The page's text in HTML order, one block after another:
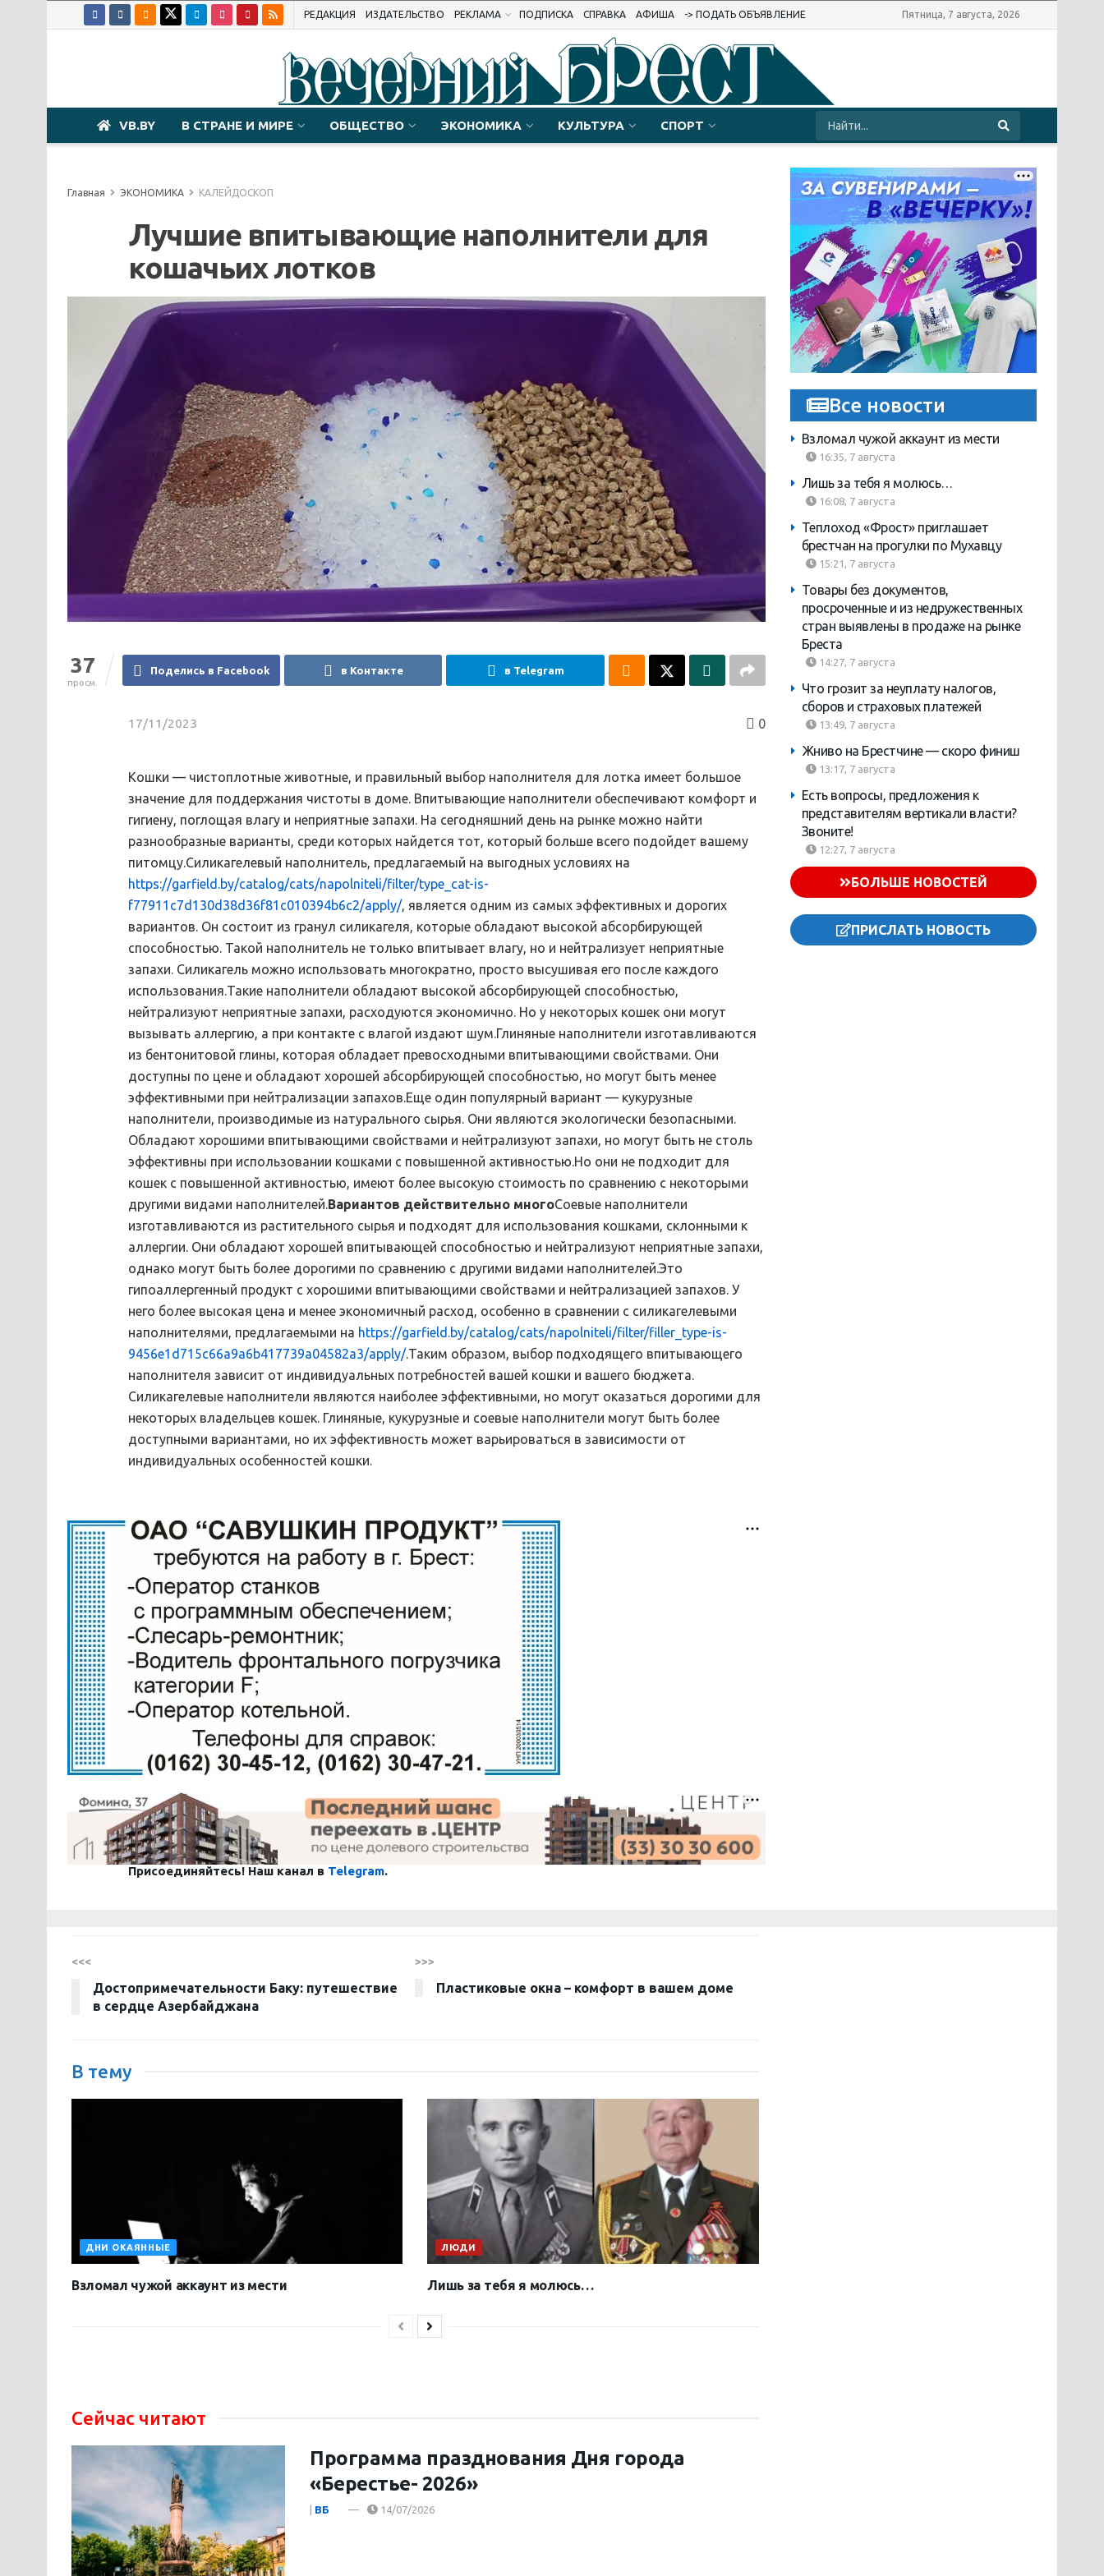
РЕДАКЦИЯ ИЗДАТЕЛЬСТВО РЕКЛАМА ПОДПИСКА СПРАВКА АФИША -> ПОДАТЬ ОБЪЯВЛЕНИЕ Пятница, 7 августа, 2026
VB.BY В СТРАНЕ И МИРЕ ОБЩЕСТВО ЭКОНОМИКА КУЛЬТУРА СПОРТ
Главная ЭКОНОМИКА КАЛЕЙДОСКОП
Лучшие впитывающие наполнители для
кошачьих лотков
37
просм.
Поделись в Facebook в Контакте в Telegram
17/11/2023 0
Кошки — чистоплотные животные, и правильный выбор наполнителя для лотка имеет большое
значение для поддержания чистоты в доме. Впитывающие наполнители обеспечивают комфорт и
гигиену, поглощая влагу и неприятные запахи. На сегодняшний день на рынке можно найти
разнообразные варианты, среди которых найдется тот, который больше всего подойдет вашему
питомцу.Силикагелевый наполнитель, предлагаемый на выгодных условиях на
https://garfield.by/catalog/cats/napolniteli/filter/type_cat-is-
f77911c7d130d38d36f81c010394b6c2/apply/, является одним из самых эффективных и дорогих
вариантов. Он состоит из гранул силикагеля, которые обладают высокой абсорбирующей
способностью. Такой наполнитель не только впитывает влагу, но и нейтрализует неприятные
запахи. Силикагель можно использовать многократно, просто высушивая его после каждого
использования.Такие наполнители обладают высокой абсорбирующей способностью,
нейтрализуют неприятные запахи, расходуются экономично. Но у некоторых кошек они могут
вызывать аллергию, а при контакте с влагой издают шум.Глиняные наполнители изготавливаются
из бентонитовой глины, которая обладает превосходными впитывающими свойствами. Они
доступны по цене и обладают хорошей абсорбирующей способностью, но могут быть менее
эффективными при нейтрализации запахов.Еще один популярный вариант — кукурузные
наполнители, производимые из натурального сырья. Они являются экологически безопасными.
Обладают хорошими впитывающими свойствами и нейтрализуют запахи, но могут быть не столь
эффективны при использовании кошками с повышенной активностью.Но они не подходит для
кошек с повышенной активностью, имеют более высокую стоимость по сравнению с некоторыми
другими видами наполнителей.Вариантов действительно многоСоевые наполнители
изготавливаются из растительного сырья и подходят для использования кошками, склонными к
аллергии. Они обладают хорошей впитывающей способностью и нейтрализуют неприятные запахи,
однако могут быть более дорогими по сравнению с другими видами наполнителей.Это
гипоаллергенный продукт с хорошими впитывающими свойствами и нейтрализацией запахов. У
него более высокая цена и менее экономичный расход, особенно в сравнении с силикагелевыми
наполнителями, предлагаемыми на https://garfield.by/catalog/cats/napolniteli/filter/filler_type-is-
9456e1d715c66a9a6b417739a04582a3/apply/.Таким образом, выбор подходящего впитывающего
наполнителя зависит от индивидуальных потребностей вашей кошки и вашего бюджета.
Силикагелевые наполнители являются наиболее эффективными, но могут оказаться дорогими для
некоторых владельцев кошек. Глиняные, кукурузные и соевые наполнители могут быть более
доступными вариантами, но их эффективность может варьироваться в зависимости от
индивидуальных особенностей кошки.
Присоединяйтесь! Наш канал в Telegram.
Все новости
Взломал чужой аккаунт из мести
16:35, 7 августа
Лишь за тебя я молюсь…
16:08, 7 августа
Теплоход «Фрост» приглашает
брестчан на прогулки по Мухавцу
15:21, 7 августа
Товары без документов,
просроченные и из недружественных
стран выявлены в продаже на рынке
Бреста
14:27, 7 августа
Что грозит за неуплату налогов,
сборов и страховых платежей
13:49, 7 августа
Жниво на Брестчине — скоро финиш
13:17, 7 августа
Есть вопросы, предложения к
представителям вертикали власти?
Звоните!
12:27, 7 августа
БОЛЬШЕ НОВОСТЕЙ
ПРИСЛАТЬ НОВОСТЬ
<<<
Достопримечательности Баку: путешествие
в сердце Азербайджана
>>>
Пластиковые окна – комфорт в вашем доме
В тему
ДНИ ОКАЯННЫЕ
Взломал чужой аккаунт из мести
ЛЮДИ
Лишь за тебя я молюсь…
Сейчас читают
Программа празднования Дня города
«Берестье- 2026»
ВБ 14/07/2026